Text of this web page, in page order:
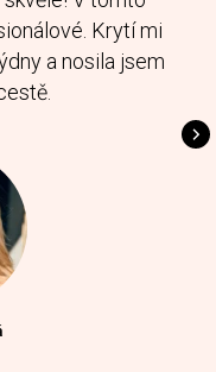
Krytí mi
a nosila jsem